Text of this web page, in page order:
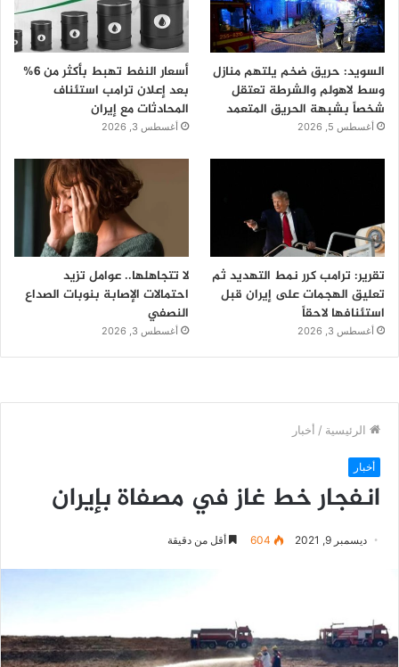
السويد: حريق ضخم يلتهم منازل
وسط لاهولم والشرطة تعتقل
شخصاً بشبهة الحريق المتعمد
أغسطس 5, 2026
أسعار النفط تهبط بأكثر من 6%
بعد إعلان ترامب استئناف
المحادثات مع إيران
أغسطس 3, 2026
تقرير: ترامب كرر نمط التهديد ثم
تعليق الهجمات على إيران قبل
استئنافها لاحقاً
أغسطس 3, 2026
لا تتجاهلها.. عوامل تزيد
احتمالات الإصابة بنوبات الصداع
النصفي
أغسطس 3, 2026